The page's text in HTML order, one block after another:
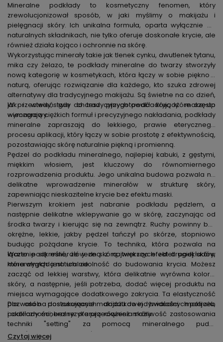
Mineralne podkłady to kosmetyczny fenomen, który
zrewolucjonizował sposób, w jaki myślimy o makijażu i
pielęgnacji skóry. Ich unikalna formuła, oparta wyłącznie na
naturalnych składnikach, nie tylko oferuje doskonałe krycie, ale
również działa kojąco i ochronnie na skórę.
Wykorzystując minerały takie jak tlenek cynku, dwutlenek tytanu,
mika czy żelazo, te podkłady mineralne do twarzy stworzyły
nową kategorię w kosmetykach, która łączy w sobie piękno z
naturą, oferując rozwiązanie dla każdego, kto szuka zdrowej
alternatywy dla tradycyjnego makijażu. Są świetne na co dzień,
jak i wtedy, gdy chcesz przygotować kryjący make-up
wieczorowy.
W przeciwieństwie do tradycyjnych podkładów, które często
wymagają ciężkich formuł i precyzyjnego nakładania, podkłady
mineralne zapraszają do lekkiego, prawie eterycznego
procesu aplikacji, który łączy w sobie prostotę z efektywnością,
pozostawiając skórę naturalnie piękną i promienną.
Pędzel do podkładu mineralnego, najlepiej kabuki, z gęstymi,
miękkim włosiem, jest kluczowy do równomiernego
rozprowadzenia produktu. Jego unikalna budowa pozwala na
delikatne wprowadzenie minerałów w strukturę skóry,
zapewniając nieskazitelne krycie bez efektu maski.
Pierwszym krokiem jest nabranie podkładu pędzlem, a
następnie delikatne wklepywanie go w skórę, zaczynając od
środka twarzy i kierując się na zewnątrz. Ruchy powinny być
okrężne, lekkie, jakby pędzel tańczył po skórze, stopniowo
budując pożądane krycie. To technika, która pozwala na
łączenie się minerałów ze skórą, tworząc efekt drugiej skóry,
która wygląda naturalnie.
Warto podkreślić, że jedną z największych zalet podkładów
mineralnych jest ich zdolność do budowania krycia. Możesz
zacząć od lekkiej warstwy, która delikatnie wyrówna koloryt
skóry, a następnie, jeśli potrzeba, dodać więcej produktu na
miejsca wymagające dodatkowego zakrycia. Ta elastyczność
pozwala na dostosowanie makijażu do indywidualnych potrzeb
i okoliczności, bez ryzyka przeciążenia skóry.
Dla osób poszukujących dodatkowej trwałości makijażu,
podkłady mineralne oferują również możliwość zastosowania
techniki "setting" za pomocą mineralnego pudru
wykończeniowego. Nakładany delikatnymi pociągnięciami
Czytaj więcej